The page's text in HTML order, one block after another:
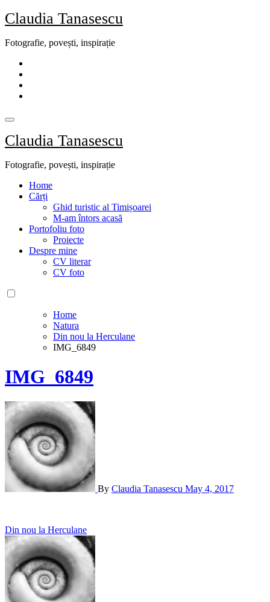
Skip
to
Claudia Tanasescu
Fotografie, povești, inspirație
Claudia Tanasescu
Fotografie, povești, inspirație
Home
Cărți
Ghid turistic al Timișoarei
M-am întors acasă
Portofoliu foto
Proiecte
Despre mine
CV literar
CV foto
Home
Natura
Din nou la Herculane
IMG_6849
IMG_6849
By Claudia Tanasescu May 4, 2017
Post
navigation
Din nou la Herculane